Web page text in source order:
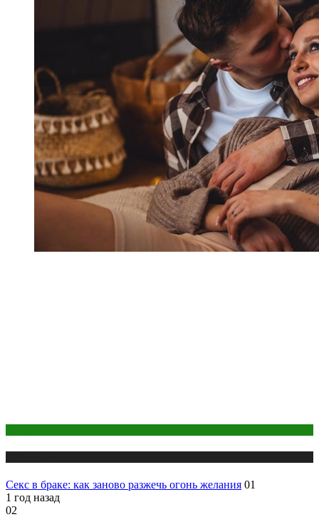
Секс в браке: как заново разжечь огонь желания 01
1 год назад
02